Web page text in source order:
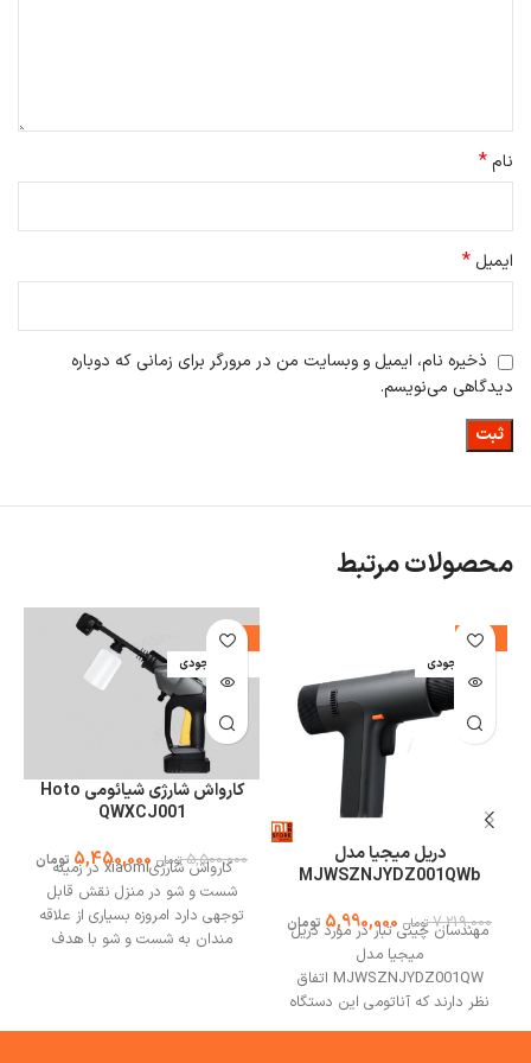
نام*
ایمیل *
ذخیره نام، ایمیل و وبسایت من در مرورگر برای زمانی که دوباره
دیدگاهی می‌نویسم.
محصولات مرتبط
-17%
اتمام موجودی
دریل میجیا مدل
MJWSZNJYDZ001QWb
7,219,000 تومان 5,990,000 تومان
مهندسان چینی تبار در مورد دریل
میجیا مدل
MJWSZNJYDZ001QW اتفاق
نظر دارند که آناتومی این دستگاه
-1%
اتمام موجودی
کارواش شارژی شیائومی Hoto
QWXCJ001
5,500,000 تومان 5,450,000 تومانکارواش شارژیxiaomi در زمینه
شست و شو در منزل نقش قابل
توجهی دارد امروزه بسیاری از علاقه
مندان به شست و شو با هدف
بررسی این محصول در سایت می